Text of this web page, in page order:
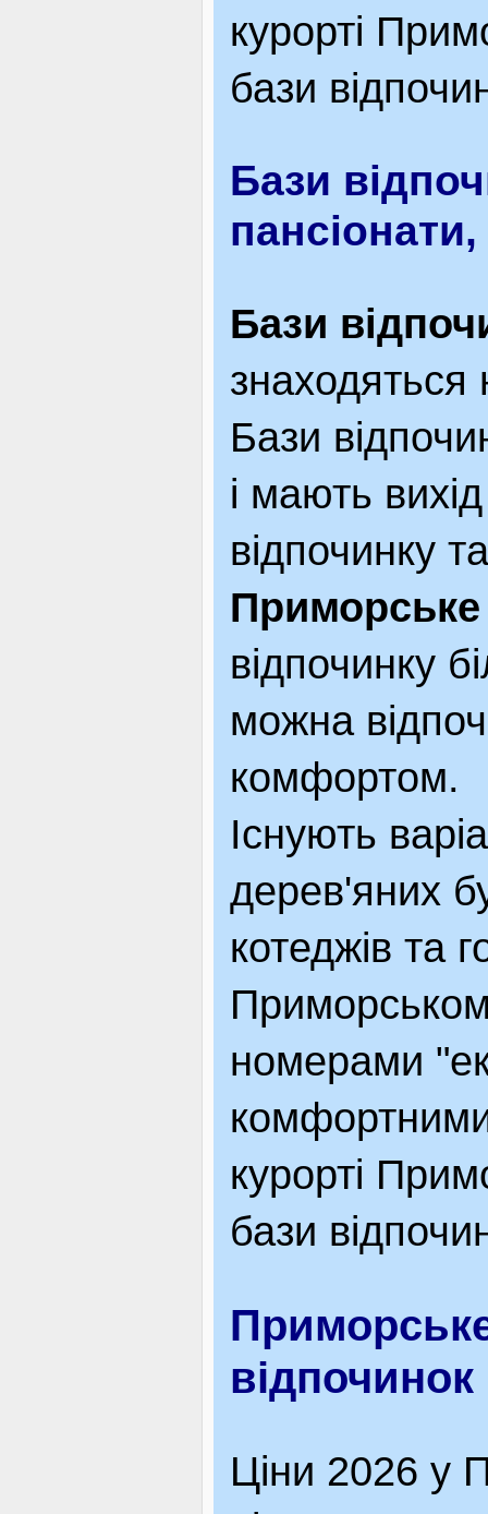
курорті
бази
Бази
Бази
знаходяться
Бази
і мають
відпочинку
Приморське
відпочинку
можна
комфортом.
Існують
дерев'яних
котеджів та
номерами
курорті
бази
відпочинок
Ціни 2026 у